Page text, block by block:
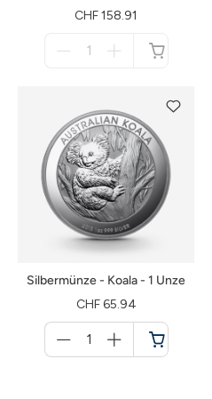
CHF 158.91
Silbermünze - Koala - 1 Unze
CHF 65.94
für
Warenkorb